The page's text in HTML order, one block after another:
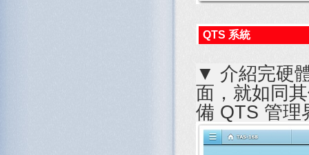
QTS 系統
▼ 介紹完硬
面，就如同
備 QTS 管理